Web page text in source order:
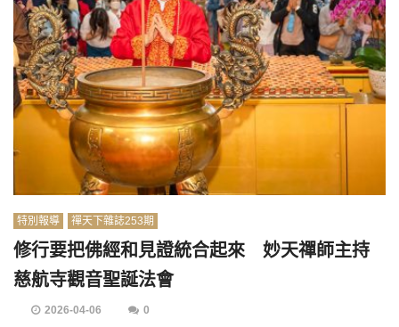
特別報導 禪天下雜誌253期
修行要把佛經和見證統合起來 妙天禪師主持
慈航寺觀音聖誕法會
2026-04-06 0